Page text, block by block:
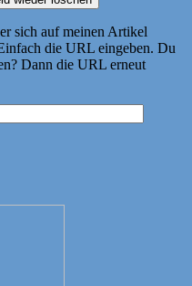
sich auf meinen Artikel
die URL eingeben. Du
Dann die URL erneut